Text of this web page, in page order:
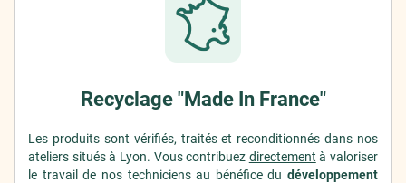
Recyclage "Made In France"
Les produits sont vérifiés, traités et reconditionnés dans nos
ateliers situés à Lyon. Vous contribuez directement à valoriser
le travail de nos techniciens au bénéfice du développement